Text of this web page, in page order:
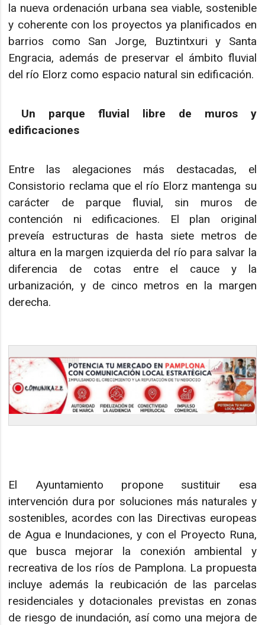
la nueva ordenación urbana sea viable, sostenible
y coherente con los proyectos ya planificados en
barrios como San Jorge, Buztintxuri y Santa
Engracia, además de preservar el ámbito fluvial
del río Elorz como espacio natural sin edificación.
Un parque fluvial libre de muros y
edificaciones
Entre las alegaciones más destacadas, el
Consistorio reclama que el río Elorz mantenga su
carácter de parque fluvial, sin muros de
contención ni edificaciones. El plan original
preveía estructuras de hasta siete metros de
altura en la margen izquierda del río para salvar la
diferencia de cotas entre el cauce y la
urbanización, y de cinco metros en la margen
derecha.
El Ayuntamiento propone sustituir esa
intervención dura por soluciones más naturales y
sostenibles, acordes con las Directivas europeas
de Agua e Inundaciones, y con el Proyecto Runa,
que busca mejorar la conexión ambiental y
recreativa de los ríos de Pamplona. La propuesta
incluye además la reubicación de las parcelas
residenciales y dotacionales previstas en zonas
de riesgo de inundación, así como una mejora de